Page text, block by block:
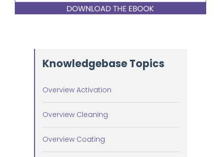
Knowledgebase Topics
Overview Activation
Overview Cleaning
Overview Coating